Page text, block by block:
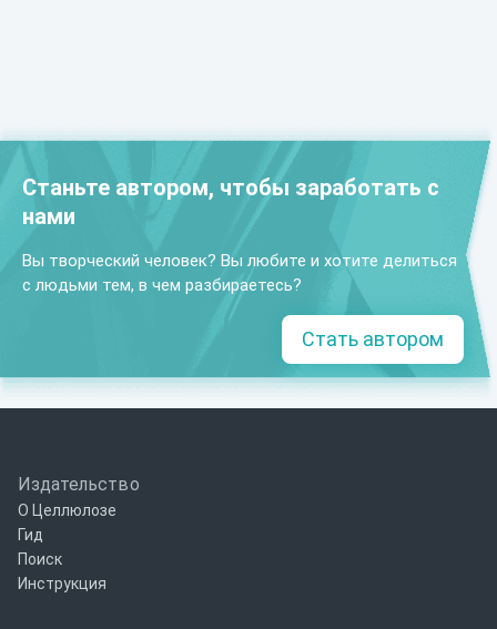
Станьте автором, чтобы заработать с
нами
Вы творческий человек? Вы любите и хотите делиться
с людьми тем, в чем разбираетесь?
Стать автором
Издательство
О Целлюлозе
Гид
Поиск
Инструкция